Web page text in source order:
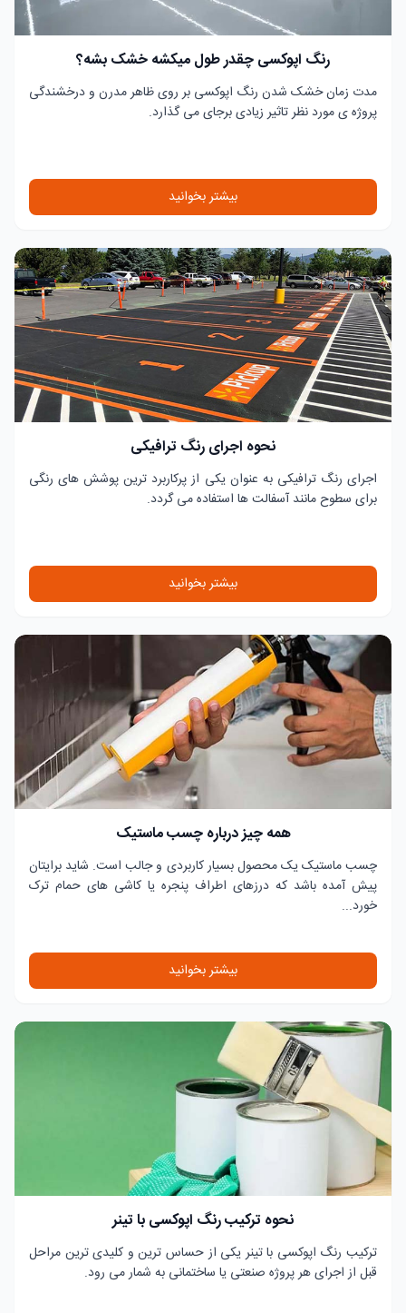
رنگ اپوکسی چقدر طول میکشه خشک بشه؟
مدت زمان خشک شدن رنگ اپوکسی بر روی ظاهر مدرن و درخشندگی
پروژه ی مورد نظر تاثیر زیادی برجای می گذارد.
بیشتر بخوانید
نحوه اجرای رنگ ترافیکی
اجرای رنگ ترافیکی به عنوان یکی از پرکاربرد ترین پوشش های رنگی
برای سطوح مانند آسفالت ها استفاده می گردد.
بیشتر بخوانید
همه چیز درباره چسب ماستیک
چسب ماستیک یک محصول بسیار کاربردی و جالب است. شاید برایتان
پیش آمده باشد که درزهای اطراف پنجره یا کاشی های حمام ترک
خورد...
بیشتر بخوانید
نحوه ترکیب رنگ اپوکسی با تینر
ترکیب رنگ اپوکسی با تینر یکی از حساس ترین و کلیدی ترین مراحل
قبل از اجرای هر پروژه صنعتی یا ساختمانی به شمار می رود.